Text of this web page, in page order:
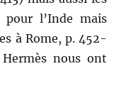
l’Inde mais
à Rome, p. 452-
nous ont